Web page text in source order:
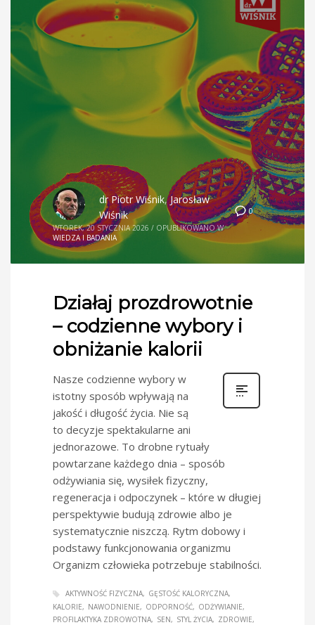
0
dr Piotr Wiśnik,Jarosław
Wiśnik
WTOREK, 20 STYCZNIA 2026 / OPUBLIKOWANO W
WIEDZA I BADANIA
Działaj prozdrowotnie
– codzienne wybory i
obniżanie kalorii
Nasze codzienne wybory w
istotny sposób wpływają na
jakość i długość życia. Nie są
to decyzje spektakularne ani
jednorazowe. To drobne rytuały
powtarzane każdego dnia – sposób
odżywiania się, wysiłek fizyczny,
regeneracja i odpoczynek – które w długiej
perspektywie budują zdrowie albo je
systematycznie niszczą. Rytm dobowy i
podstawy funkcjonowania organizmu
Organizm człowieka potrzebuje stabilności.
AKTYWNOŚĆ FIZYCZNA
GĘSTOŚĆ KALORYCZNA
KALORIE
NAWODNIENIE ODPORNOŚĆ
ODŻYWIANIE
PROFILAKTYKA ZDROWOTNA
SEN STYL ŻYCIA ZDROWIE